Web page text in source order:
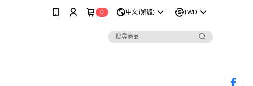
0 中文 (繁體) TWD